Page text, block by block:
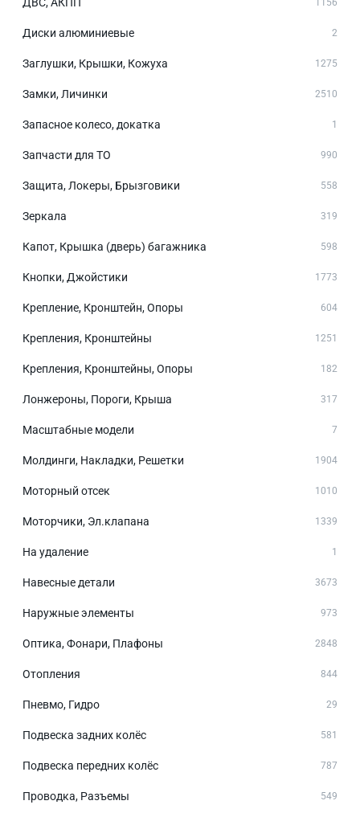
1156
Диски алюминиевые 2
Заглушки, Крышки, Кожуха 1275
Замки, Личинки 2510
Запасное колесо, докатка 1
Запчасти для ТО 990
Защита, Локеры, Брызговики 558
Зеркала 319
Капот, Крышка (дверь) багажника 598
Кнопки, Джойстики 1773
Крепление, Кронштейн, Опоры 604
Крепления, Кронштейны 1251
Крепления, Кронштейны, Опоры 182
Лонжероны, Пороги, Крыша 317
Масштабные модели 7
Молдинги, Накладки, Решетки 1904
Моторный отсек 1010
Моторчики, Эл.клапана 1339
На удаление 1
Навесные детали 3673
Наружные элементы 973
Оптика, Фонари, Плафоны 2848
Отопления 844
Пневмо, Гидро 29
Подвеска задних колёс 581
Подвеска передних колёс 787
Проводка, Разъемы 549